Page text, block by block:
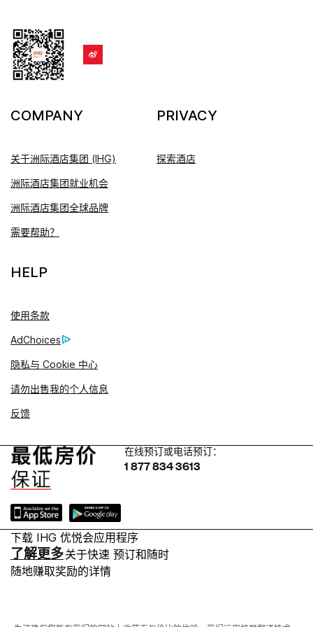
COMPANY
关于洲际酒店集团 (IHG)
洲际酒店集团就业机会
洲际酒店集团全球品牌
需要帮助？
PRIVACY
探索酒店
HELP
使用条款
AdChoices
隐私与 Cookie 中心
请勿出售我的个人信息
反馈
在线预订或电话预订：
1 877 834 3613
下载 IHG 优悦会应用程序
了解更多关于快速 预订和随时
随地赚取奖励的详情